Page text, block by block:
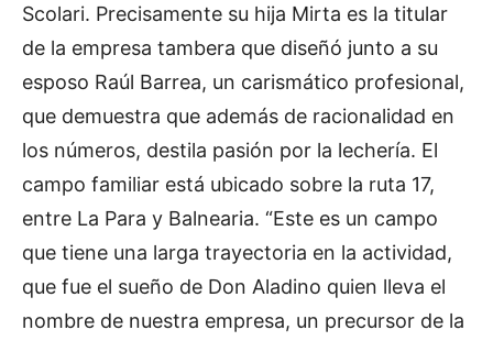
Scolari. Precisamente su hija Mirta es la titular
de la empresa tambera que diseñó junto a su
esposo Raúl Barrea, un carismático profesional,
que demuestra que además de racionalidad en
los números, destila pasión por la lechería. El
campo familiar está ubicado sobre la ruta 17,
entre La Para y Balnearia. “Este es un campo
que tiene una larga trayectoria en la actividad,
que fue el sueño de Don Aladino quien lleva el
nombre de nuestra empresa, un precursor de la